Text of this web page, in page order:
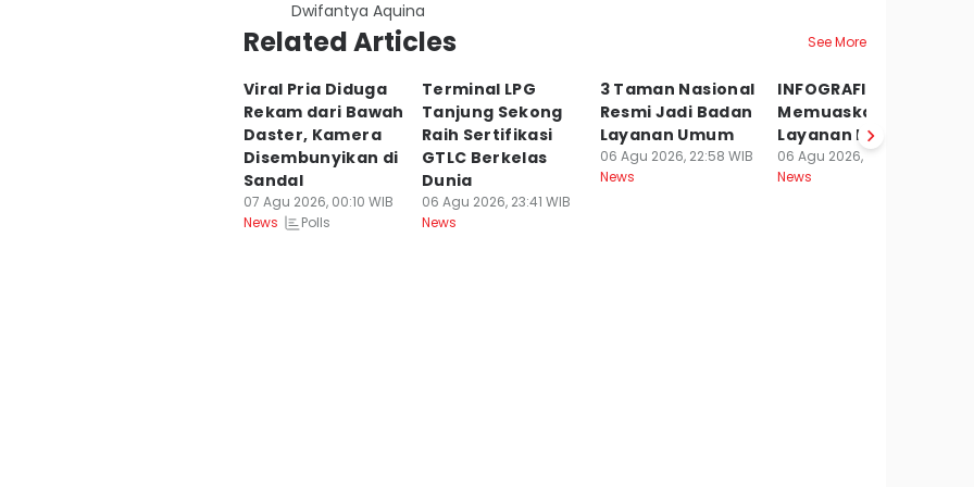
Dwifantya Aquina
Related Articles See More
Viral Pria Diduga
Rekam dari Bawah
Daster, Kamera
Disembunyikan di
Sandal
07 Agu 2026, 00:10 WIB
News
Polls
Terminal LPG
Tanjung Sekong
Raih Sertifikasi
GTLC Berkelas
Dunia
06 Agu 2026, 23:41 WIB
News
3 Taman Nasional
Resmi Jadi Badan
Layanan Umum
06 Agu 2026, 22:58 WIB
News
INFOGRAFIS: Rapor
Memuaskan
Layanan Haji 2026
06 Agu 2026, 22:41 WIB
News